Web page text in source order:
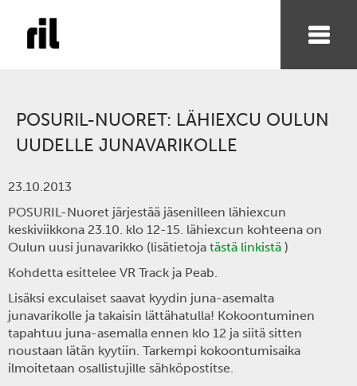
POSURIL-NUORET: LÄHIEXCU OULUN
UUDELLE JUNAVARIKOLLE
23.10.2013
POSURIL-Nuoret järjestää jäsenilleen lähiexcun
keskiviikkona 23.10. klo 12-15. lähiexcun kohteena on
Oulun uusi junavarikko (lisätietoja tästä linkistä )
Kohdetta esittelee VR Track ja Peab.
Lisäksi exculaiset saavat kyydin juna-asemalta
junavarikolle ja takaisin lättähatulla! Kokoontuminen
tapahtuu juna-asemalla ennen klo 12 ja siitä sitten
noustaan lätän kyytiin. Tarkempi kokoontumisaika
ilmoitetaan osallistujille sähköpostitse.